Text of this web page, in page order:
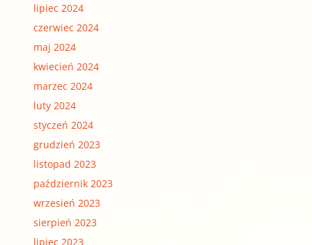
lipiec 2024
czerwiec 2024
maj 2024
kwiecień 2024
marzec 2024
luty 2024
styczeń 2024
grudzień 2023
listopad 2023
październik 2023
wrzesień 2023
sierpień 2023
lipiec 2023